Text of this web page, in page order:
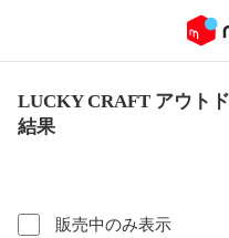
LUCKY CRAFT アウト
結果
販売中のみ表示